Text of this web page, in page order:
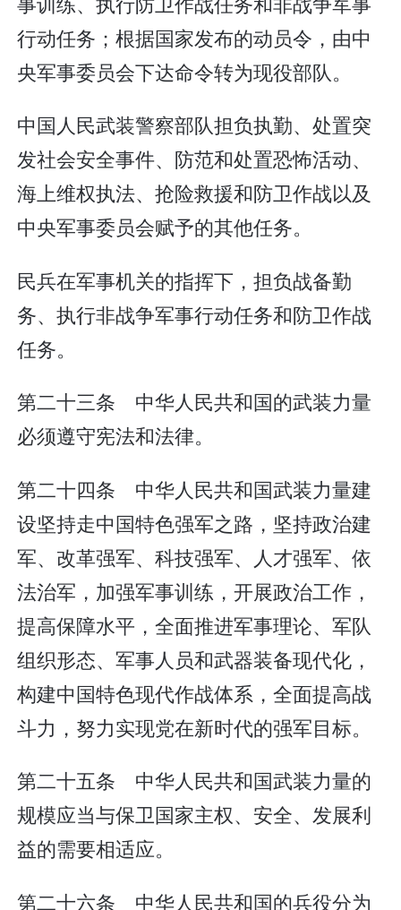
行动任务；根据国家发布的动员令，由中
央军事委员会下达命令转为现役部队。
中国人民武装警察部队担负执勤、处置突
发社会安全事件、防范和处置恐怖活动、
海上维权执法、抢险救援和防卫作战以及
中央军事委员会赋予的其他任务。
民兵在军事机关的指挥下，担负战备勤
务、执行非战争军事行动任务和防卫作战
任务。
第二十三条 中华人民共和国的武装力量
必须遵守宪法和法律。
第二十四条 中华人民共和国武装力量建
设坚持走中国特色强军之路，坚持政治建
军、改革强军、科技强军、人才强军、依
法治军，加强军事训练，开展政治工作，
提高保障水平，全面推进军事理论、军队
组织形态、军事人员和武器装备现代化，
构建中国特色现代作战体系，全面提高战
斗力，努力实现党在新时代的强军目标。
第二十五条 中华人民共和国武装力量的
规模应当与保卫国家主权、安全、发展利
益的需要相适应。
第二十六条 中华人民共和国的兵役分为